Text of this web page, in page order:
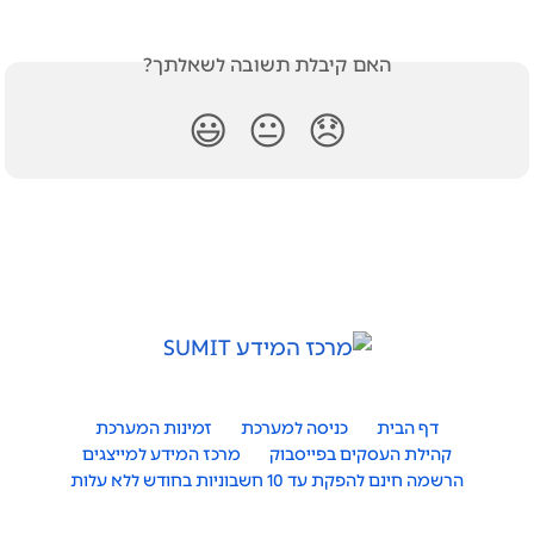
האם קיבלת תשובה לשאלתך?
😞
😐
😃
דף הבית כניסה למערכת
זמינות המערכת
קהילת העסקים בפייסבוק
מרכז המידע למייצגים
הרשמה חינם להפקת עד 10 חשבוניות בחודש ללא עלות